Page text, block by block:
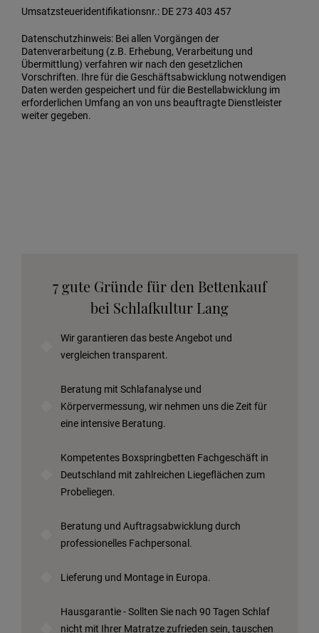
Umsatzsteueridentifikationsnr.: DE 273 403 457
Datenschutzhinweis: Bei allen Vorgängen der
Datenverarbeitung (z.B. Erhebung, Verarbeitung und
Übermittlung) verfahren wir nach den gesetzlichen
Vorschriften. Ihre für die Geschäftsabwicklung notwendigen
Daten werden gespeichert und für die Bestellabwicklung im
erforderlichen Umfang an von uns beauftragte Dienstleister
weiter gegeben.
7 gute Gründe für den Bettenkauf
bei Schlafkultur Lang
Wir garantieren das beste Angebot und
vergleichen transparent.
Beratung mit Schlafanalyse und
Körpervermessung, wir nehmen uns die Zeit für
eine intensive Beratung.
Kompetentes Boxspringbetten Fachgeschäft in
Deutschland mit zahlreichen Liegeflächen zum
Probeliegen.
Beratung und Auftragsabwicklung durch
professionelles Fachpersonal.
Lieferung und Montage in Europa.
Hausgarantie - Sollten Sie nach 90 Tagen Schlaf
nicht mit Ihrer Matratze zufrieden sein, tauschen